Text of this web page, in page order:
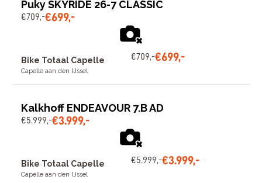
Puky SKYRIDE 26-7 CLASSIC
€709,-€699,-
Bike Totaal Capelle
Capelle aan den IJssel
€709,-€699,-
Kalkhoff ENDEAVOUR 7.B AD
€5.999,-€3.999,-
Bike Totaal Capelle
Capelle aan den IJssel
€5.999,-€3.999,-